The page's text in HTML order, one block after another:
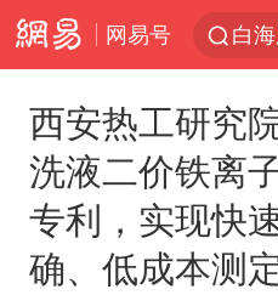
网易号
西安热工研究
洗液二价铁离
专利，实现快
确、低成本测